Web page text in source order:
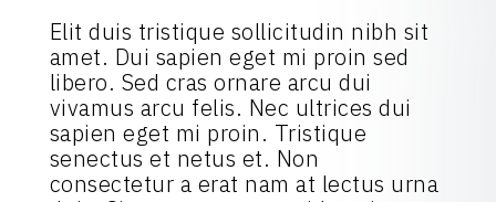
Elit duis tristique sollicitudin nibh sit
amet. Dui sapien eget mi proin sed
libero. Sed cras ornare arcu dui
vivamus arcu felis. Nec ultrices dui
sapien eget mi proin. Tristique
senectus et netus et. Non
consectetur a erat nam at lectus urna